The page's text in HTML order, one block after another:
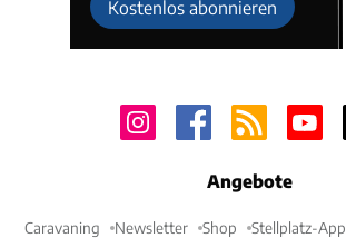
Kostenlos abonnieren
Angebote
Caravaning Newsletter Shop Stellplatz-App